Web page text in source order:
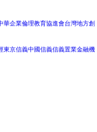
華企業倫理教育協進會台灣地方創
東京信義中國信義信義置業金融機